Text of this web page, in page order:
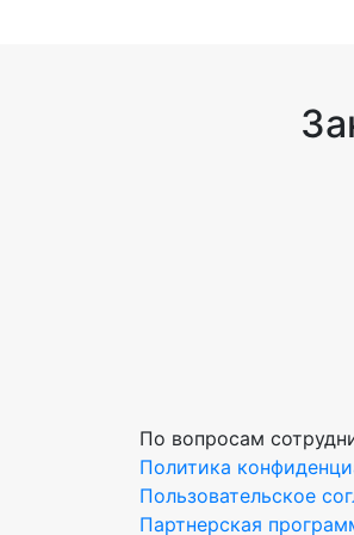
По вопросам
Политика
Пользовательское
Партнерская